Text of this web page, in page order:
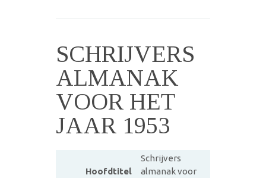
SCHRIJVERS
ALMANAK
VOOR HET
JAAR 1953
Hoofdtitel
Schrijvers
almanak voor